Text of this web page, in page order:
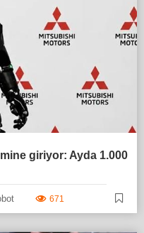
giriyor: Ayda 1.000
671